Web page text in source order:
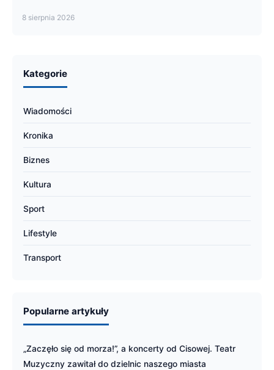
8 sierpnia 2026
Kategorie
Wiadomości
Kronika
Biznes
Kultura
Sport
Lifestyle
Transport
Popularne artykuły
„Zaczęło się od morza!”, a koncerty od Cisowej. Teatr
Muzyczny zawitał do dzielnic naszego miasta